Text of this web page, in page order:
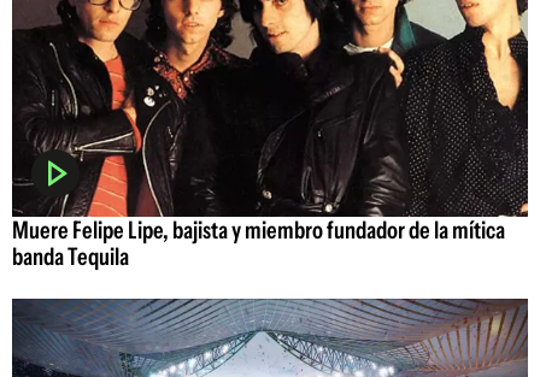
Muere Felipe Lipe, bajista y miembro fundador de la mítica
banda Tequila